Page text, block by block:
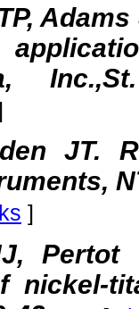
JT.
]
Pertot
nickel-